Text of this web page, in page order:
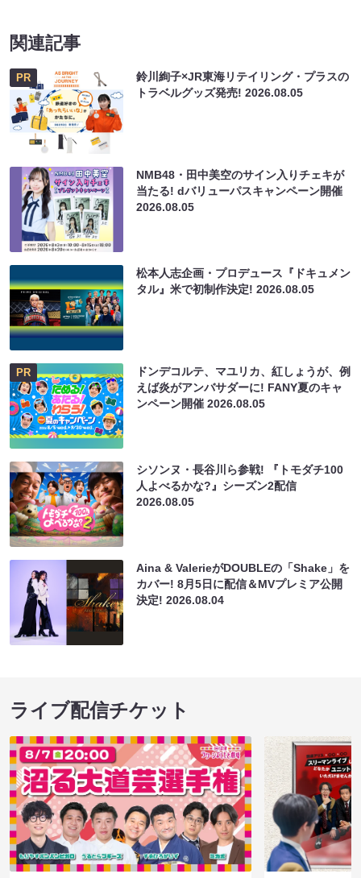
関連記事
PR
鈴川絢子×JR東海リテイリング・プラスの
トラベルグッズ発売!2026.08.05
NMB48・田中美空のサイン入りチェキが
当たる! dバリューパスキャンペーン開催
2026.08.05
松本人志企画・プロデュース『ドキュメン
タル』米で初制作決定!2026.08.05
PR
ドンデコルテ、マユリカ、紅しょうが、例
えば炎がアンバサダーに! FANY夏のキャ
ンペーン開催2026.08.05
シソンヌ・長谷川ら参戦! 『トモダチ100
人よべるかな?』シーズン2配信
2026.08.05
Aina & ValerieがDOUBLEの「Shake」を
カバー! 8月5日に配信＆MVプレミア公開
決定!2026.08.04
ライブ配信チケット